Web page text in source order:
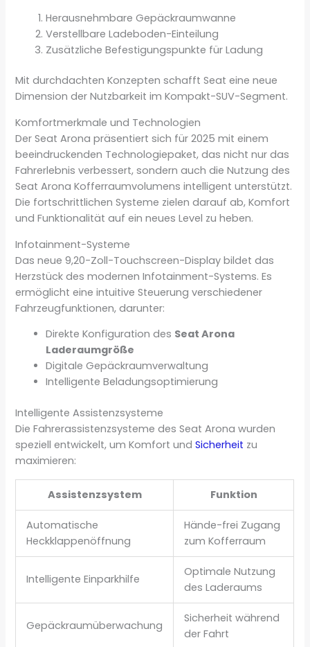
Herausnehmbare Gepäckraumwanne
Verstellbare Ladeboden-Einteilung
Zusätzliche Befestigungspunkte für Ladung
Mit durchdachten Konzepten schafft Seat eine neue
Dimension der Nutzbarkeit im Kompakt-SUV-Segment.
Komfortmerkmale und Technologien
Der Seat Arona präsentiert sich für 2025 mit einem
beeindruckenden Technologiepaket, das nicht nur das
Fahrerlebnis verbessert, sondern auch die Nutzung des
Seat Arona Kofferraumvolumens intelligent unterstützt.
Die fortschrittlichen Systeme zielen darauf ab, Komfort
und Funktionalität auf ein neues Level zu heben.
Infotainment-Systeme
Das neue 9,20-Zoll-Touchscreen-Display bildet das
Herzstück des modernen Infotainment-Systems. Es
ermöglicht eine intuitive Steuerung verschiedener
Fahrzeugfunktionen, darunter:
Direkte Konfiguration des Seat Arona
Laderaumgröße
Digitale Gepäckraumverwaltung
Intelligente Beladungsoptimierung
Intelligente Assistenzsysteme
Die Fahrerassistenzsysteme des Seat Arona wurden
speziell entwickelt, um Komfort undSicherheit zu
maximieren:
Assistenzsystem Funktion
Automatische
Heckklappenöffnung
Hände-frei Zugang
zum Kofferraum
Intelligente Einparkhilfe
Optimale Nutzung
des Laderaums
Gepäckraumüberwachung
Sicherheit während
der Fahrt